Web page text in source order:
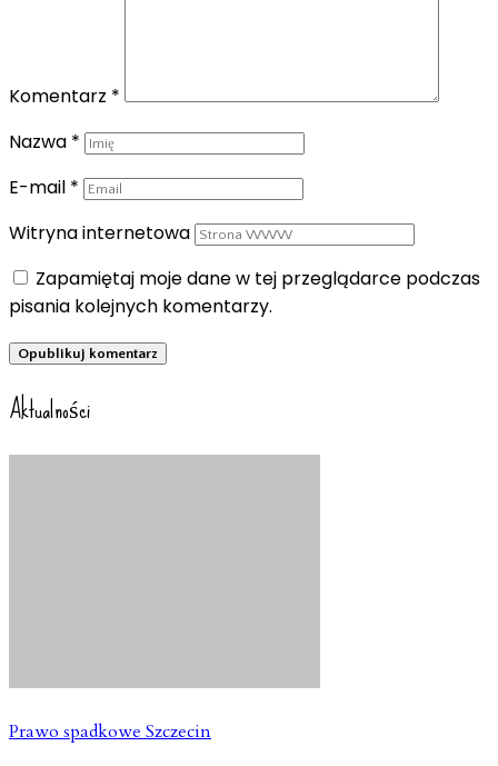
Komentarz *
Nazwa *
E-mail *
Witryna internetowa
Zapamiętaj moje dane w tej przeglądarce podczas
pisania kolejnych komentarzy.
Aktualności
Prawo spadkowe Szczecin